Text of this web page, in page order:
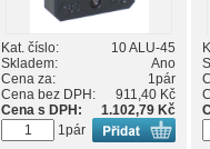
Kat. číslo:
10 ALU-45
Skladem:
Ano
Cena za:
1pár
Cena bez DPH:
911,40 Kč
Cena s DPH:
1.102,79 Kč
1pár